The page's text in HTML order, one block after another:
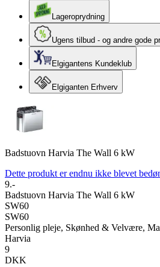
Lageroprydning
Ugens tilbud - og andre gode
Elgigantens Kundeklub
Elgiganten Erhverv
Badstuovn Harvia The Wall 6 kW
Dette produkt er endnu ikke blevet
9.-
Badstuovn Harvia The Wall 6 kW
SW60
SW60
Personlig pleje, Skønhed & Velvære,
Harvia
9
DKK